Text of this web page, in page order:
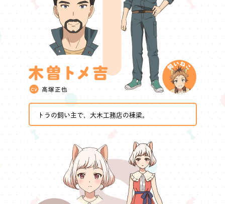
トラの飼い主で、大木工務店の棟梁。